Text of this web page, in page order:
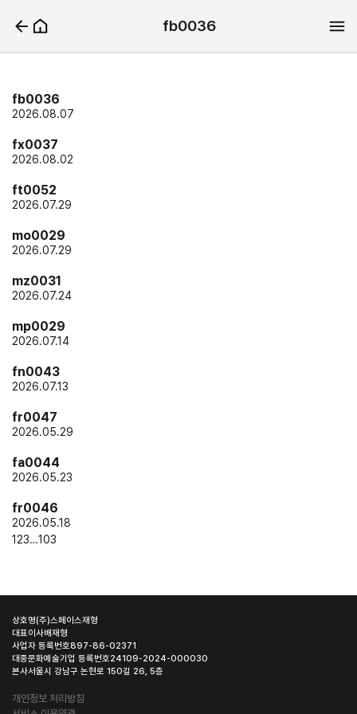
fb0036
fb0036
2026.08.07
fx0037
2026.08.02
ft0052
2026.07.29
mo0029
2026.07.29
mz0031
2026.07.24
mp0029
2026.07.14
fn0043
2026.07.13
fr0047
2026.05.29
fa0044
2026.05.23
fr0046
2026.05.18
1 23…103
상호명(주)스페이스재형
대표이사배재형
사업자 등록번호897-86-02371
대중문화예술기업 등록번호24109-2024-000030
본사서울시 강남구 논현로 150길 26, 5층
개인정보 처리방침